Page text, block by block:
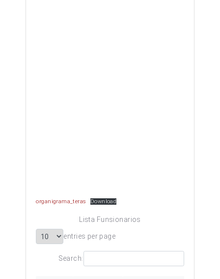
organigrama_teras Download
Lista Funsionarios
entries per page
Search: